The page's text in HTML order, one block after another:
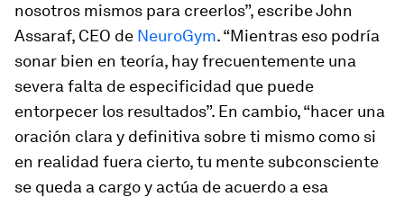
nosotros mismos para creerlos”, escribe John
Assaraf, CEO de NeuroGym. “Mientras eso podría
sonar bien en teoría, hay frecuentemente una
severa falta de especificidad que puede
entorpecer los resultados”. En cambio, “hacer una
oración clara y definitiva sobre ti mismo como si
en realidad fuera cierto, tu mente subconsciente
se queda a cargo y actúa de acuerdo a esa